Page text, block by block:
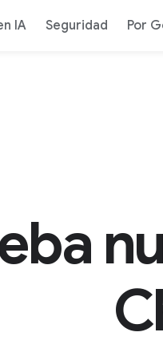
IA Seguridad Por